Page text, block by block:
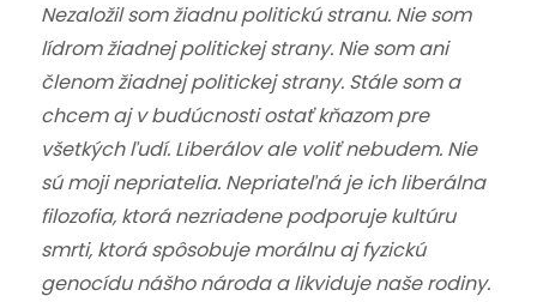
Nezaložil som žiadnu politickú stranu. Nie som
lídrom žiadnej politickej strany. Nie som ani
členom žiadnej politickej strany. Stále som a
chcem aj v budúcnosti ostať kňazom pre
všetkých ľudí. Liberálov ale voliť nebudem. Nie
sú moji nepriatelia. Nepriateľná je ich liberálna
filozofia, ktorá nezriadene podporuje kultúru
smrti, ktorá spôsobuje morálnu aj fyzickú
genocídu nášho národa a likviduje naše rodiny.